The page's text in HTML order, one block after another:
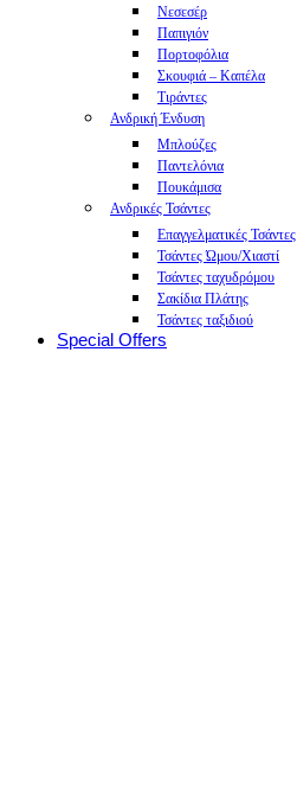
Νεσεσέρ
Παπιγιόν
Πορτοφόλια
Σκουφιά – Καπέλα
Τιράντες
Ανδρική Ένδυση
Μπλούζες
Παντελόνια
Πουκάμισα
Ανδρικές Τσάντες
Επαγγελματικές Τσάντες
Τσάντες Ώμου/Χιαστί
Τσάντες ταχυδρόμου
Σακίδια Πλάτης
Τσάντες ταξιδιού
Special Offers